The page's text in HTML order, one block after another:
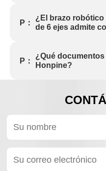
P：
¿El brazo
de 6 ejes admite
P：
¿Qué
Honpine?